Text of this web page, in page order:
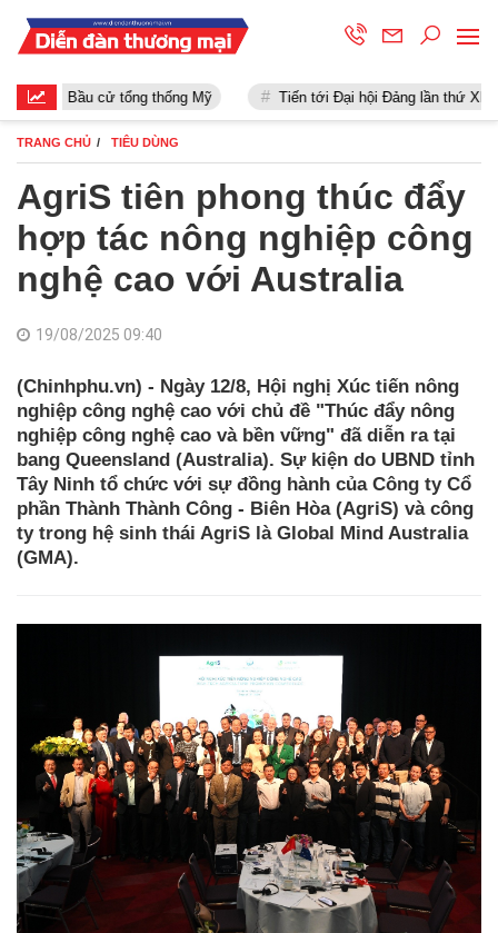
Bầu cử tổng thống Mỹ Tiến tới Đại hội Đảng lần thứ XIII
TRANG CHỦ TIÊU DÙNG
AgriS tiên phong thúc đẩy
hợp tác nông nghiệp công
nghệ cao với Australia
19/08/2025 09:40
(Chinhphu.vn) - Ngày 12/8, Hội nghị Xúc tiến nông
nghiệp công nghệ cao với chủ đề "Thúc đẩy nông
nghiệp công nghệ cao và bền vững" đã diễn ra tại
bang Queensland (Australia). Sự kiện do UBND tỉnh
Tây Ninh tổ chức với sự đồng hành của Công ty Cổ
phần Thành Thành Công - Biên Hòa (AgriS) và công
ty trong hệ sinh thái AgriS là Global Mind Australia
(GMA).